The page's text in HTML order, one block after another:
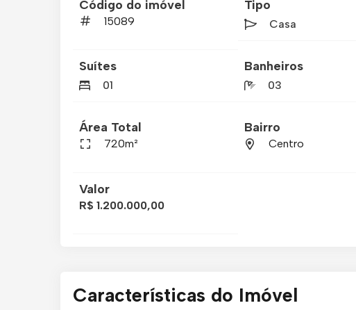
Código do imóvel
15089
Tipo
Casa
Suítes
01
Banheiros
03
Área Total
720m²
Bairro
Centro
Valor
R$ 1.200.000,00
Características do Imóvel